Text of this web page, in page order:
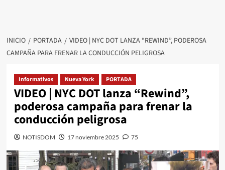
INICIO PORTADA
VIDEO | NYC DOT LANZA “REWIND”, PODEROSA
CAMPAÑA PARA FRENAR LA CONDUCCIÓN PELIGROSA
Informativos Nueva York PORTADA
VIDEO | NYC DOT lanza “Rewind”,
poderosa campaña para frenar la
conducción peligrosa
NOTISDOM 17 noviembre 2025 75